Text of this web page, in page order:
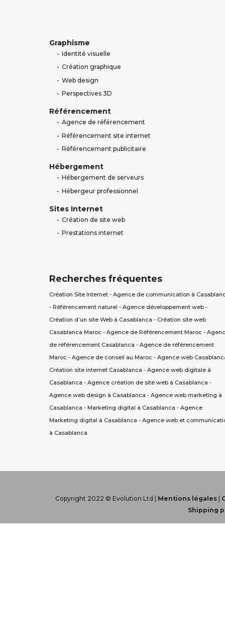
Graphisme
Identité visuelle
Création graphique
Web design
Perspectives 3D
Référencement
Agence de référencement
Référencement site internet
Référencement publicitaire
Hébergement
Hébergement de serveurs
Hébergeur professionnel
Sites Internet
Création de site web
Prestations internet
Recherches fréquentes
Création Site Internet - Agence de communication à
- Référencement naturel - Agence développement web -
Création d’un site Web à Casablanca - Création site web
Casablanca Maroc - Agence de Référencement Maroc -
de référencement Casablanca - Agence de référencement
Maroc - Agence de conseil au Maroc - Agence web
Création site internet Casablanca - Agence web digitale à
Casablanca - Agence création de site web à Casablanca -
Agence web design à Casablanca - Agence web marketing à
Casablanca - Marketing digital à Casablanca - Agence
Marketing digital à Casablanca - Agence web et
à Casablanca
Copyright 2022 © Evolution Ltd | Mentions légales |
Shipping